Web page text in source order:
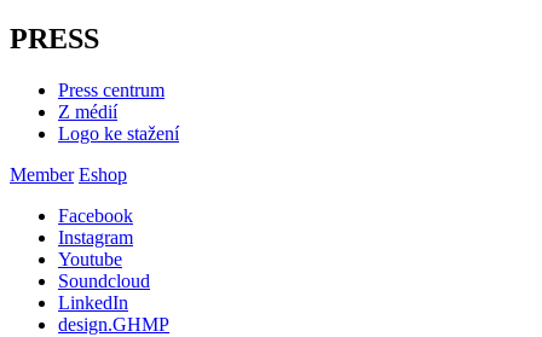
PRESS
Press centrum
Z médií
Logo ke stažení
Member Eshop
Facebook
Instagram
Youtube
Soundcloud
LinkedIn
design.GHMP